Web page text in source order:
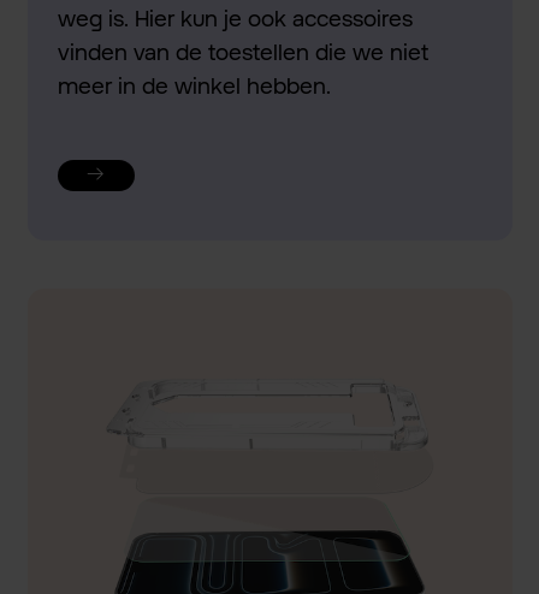
weg is. Hier kun je ook accessoires
vinden van de toestellen die we niet
meer in de winkel hebben.